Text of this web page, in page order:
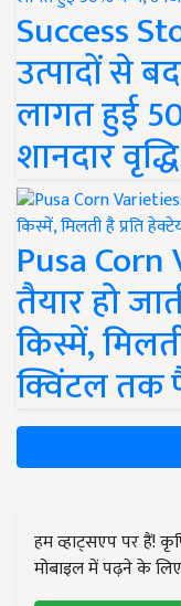
Success
उत्पादों से
लागत हुई
शानदार
Pusa
तैयार हो
किस्में,
क्विंटल तक
हम व्हाट्सएप पर हैं!
मोबाइल में पढ़ने के